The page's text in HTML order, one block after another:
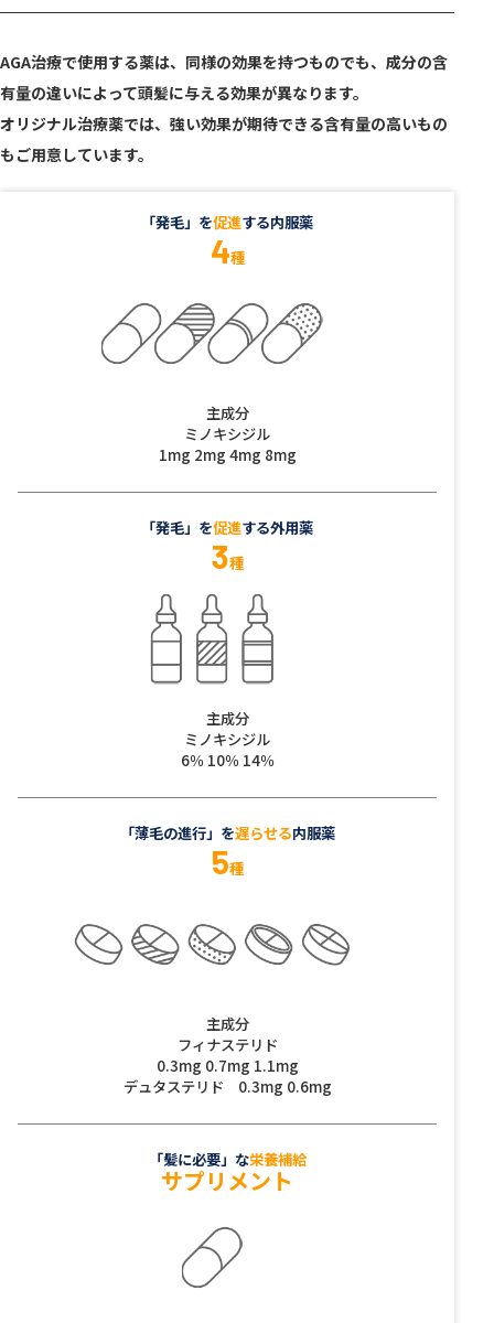
AGA治療で使用する薬は、同様の効果を持つものでも、成分の含
有量の違いによって頭髪に与える効果が異なります。
オリジナル治療薬では、強い効果が期待できる含有量の高いもの
もご用意しています。
「発毛」を促進する内服薬
4種
主成分
ミノキシジル
1mg 2mg 4mg 8mg
「発毛」を促進する外用薬
3種
主成分
ミノキシジル
6％ 10％ 14％
「薄毛の進行」を遅らせる内服薬
5種
主成分
フィナステリド
0.3mg 0.7mg 1.1mg
デュタステリド 0.3mg 0.6mg
「髪に必要」な栄養補給
サプリメント